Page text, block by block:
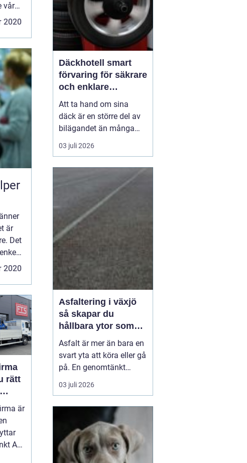
vårt
2020
är
Det
dig
2020
rätt
är
A
Däckhotell smart
förvaring för säkrare
och enklare
bilägande
Att ta hand om sina
däck är en större del av
bilägandet än många
tänker på. Förvaring,
skick, lufttryck och
både säkerhet, komfort
och ekonomi. Ett
samlar allt
03 juli 2026
Asfaltering i växjö
så skapar du
hållbara ytor som
fungerar året runt
Asfalt är mer än bara en
svart yta att köra eller gå
på. En genomtänkt
asfaltering kan lyfta
helhetsintrycket av en
enklare och minska
behovet av framtida
underhåll. I en stad som
Växjö, med kalla vintrar,
03 juli 2026